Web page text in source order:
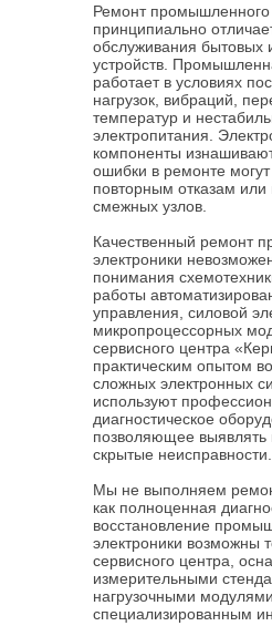
Ремонт промышленного
принципиально
обслуживания бытовых
устройств.
работает в условиях
нагрузок, вибраций,
температур и
электропитания.
компоненты
ошибки в ремонте могут
повторным отказам
смежных узлов.
Качественный ремонт
электроники
понимания
работы
управления, силовой
микропроцессорных
сервисного центра
практическим опытом
сложных электронных
используют
диагностическое
позволяющее выявлять
скрытые неисправности.
Мы не выполняем
как полноценная
восстановление
электроники возможны
сервисного центра,
измерительными
нагрузочными
специализированным